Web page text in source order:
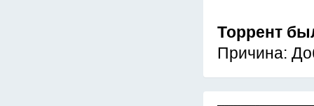
Торрент
Причина: